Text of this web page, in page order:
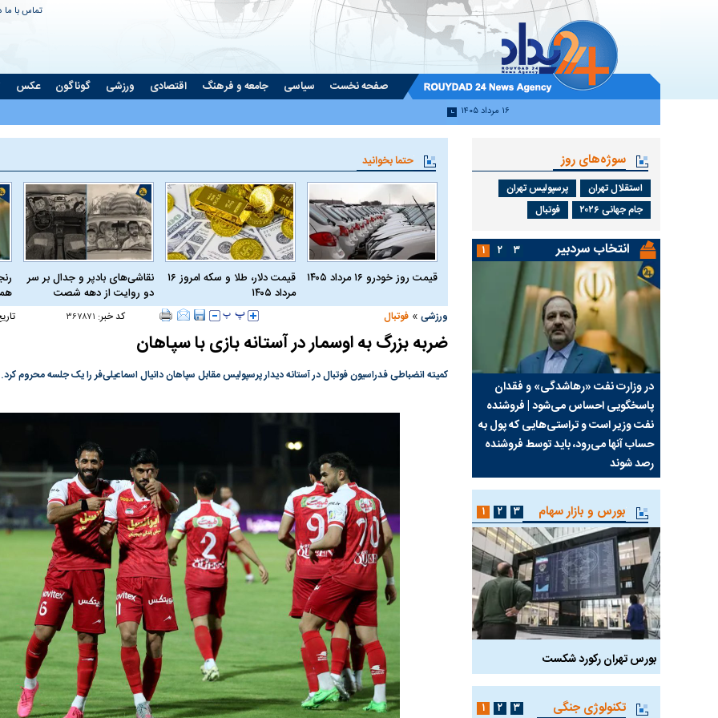
تماس با ما
صفحه نخست سیاسی جامعه و فرهنگ اقتصادی ورزشی گوناگون عکس
۱۶ مرداد ۱۴۰۵
حتما بخوانید
قیمت روز خودرو ۱۶ مرداد ۱۴۰۵
قیمت دلار، طلا و سکه امروز ۱۶
مرداد ۱۴۰۵
نقاشی‌های بادپر و جدال بر سر
دو روایت از دهه شصت
ورزشی » فوتبال کد خبر: ۳۶۷۸۷۱
ضربه بزرگ به اوسمار در آستانه بازی با سپاهان
کمیته انضباطی فدراسیون فوتبال در آستانه دیدار پرسپولیس مقابل سپاهان دانیال اسماعیلی‌فر را یک جلسه محروم کرد.
سوژه‌های روز
استقلال تهران
پرسپولیس تهران
جام جهانی ۲۰۲۶
فوتبال
انتخاب سردبیر
در وزارت نفت «رهاشدگی» و فقدان
پاسخگویی احساس می‌شود | فروشنده
نفت وزیر است و تراستی‌هایی که پول به
حساب آنها می‌رود، باید توسط فروشنده
رصد شوند
چرا رویای آمریکایی سرنگونی رژیم و
مطالعه رفتار هیستریک صدا و سیما علیه
در وزارت نفت
رصد شوند
۱ ۲ ۳
بورس و بازار سهام
بورس تهران رکورد شکست سیگنال مثبت دیپلماسی به بورس پرواز ۱۰۰ هزار واحدی شاخص کل بورس بورس تهران
۱ ۲ ۳
تکنولوژی جنگی ۱ ۲ ۳